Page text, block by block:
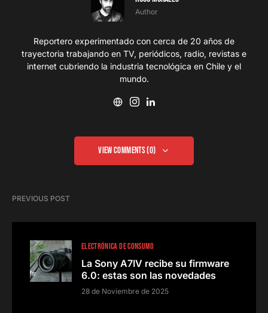
Author
Reportero experimentado con cerca de 20 años de
trayectoria trabajando en TV, periódicos, radio, revistas e
internet cubriendo la industria tecnológica en Chile y el
mundo.
View Comments (0)
PREVIOUS POST
ELECTRÓNICA DE CONSUMO
La Sony A7IV recibe su firmware
6.0: estas son las novedades
28 de Noviembre de 2025